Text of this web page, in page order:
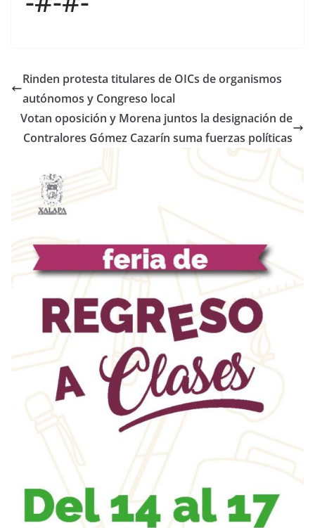
Rinden protesta titulares de OICs de organismos
autónomos y Congreso local
Votan oposición y Morena juntos la designación de
Contralores Gómez Cazarín suma fuerzas políticas